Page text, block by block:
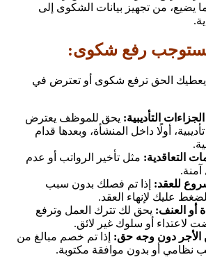
من تجهيز بيانات الشكوى إلى
تستوجب رفع شكوى:
الحق ترفع شكوى أو تعترض في
التأديبية:يحق للموظف يعترض
أولًا داخل المنشأة، وبعدها قدام
التعاقدية:مثل تأخير الرواتب أو عدم
للعقد:إذا تم فصلك بدون سبب
عليك لإنهاء العقد.
أو العنف:يحق لك تترك العمل وترفع
لاعتداء أو سلوك غير لائق.
دون وجه حق:إذا تم خصم مبالغ من
نظامي أو بدون موافقة مكتوبة.